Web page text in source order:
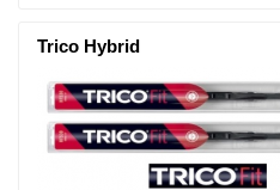
Trico Hybrid